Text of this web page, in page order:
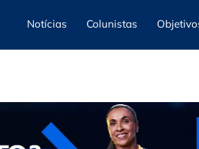
Notícias Colunistas